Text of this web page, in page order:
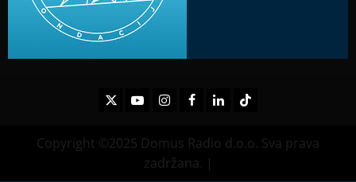
TwitterYoutubeInstagramFacebook
LinkedInTikTok
Copyright ©2025 Domus Radio d.o.o. Sva prava
zadržana. |